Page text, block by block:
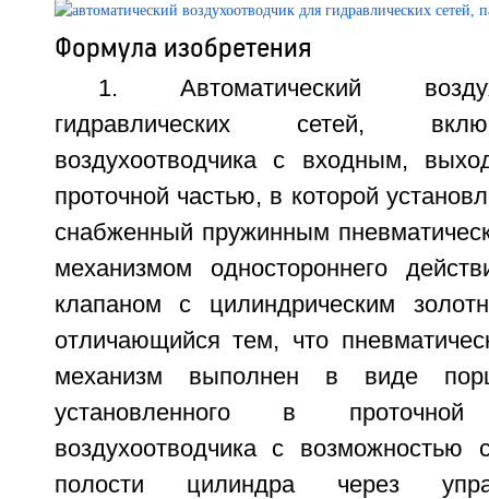
Формула изобретения
1. Автоматический
гидравлических сетей,
воздухоотводчика с входным,
проточной частью, в которой
снабженный пружинным
механизмом одностороннего
клапаном с цилиндрическим
отличающийся тем, что
механизм выполнен в виде
установленного в
воздухоотводчика с возможностью
полости цилиндра через